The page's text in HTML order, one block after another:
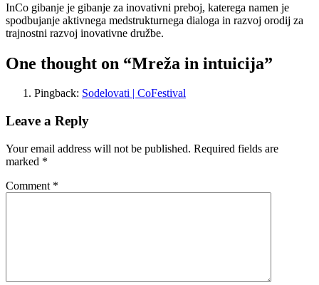
InCo gibanje je gibanje za inovativni preboj, katerega namen je
spodbujanje aktivnega medstrukturnega dialoga in razvoj orodij za
trajnostni razvoj inovativne družbe.
One thought on “Mreža in intuicija”
Pingback: Sodelovati | CoFestival
Leave a Reply
Your email address will not be published. Required fields are
marked *
Comment *